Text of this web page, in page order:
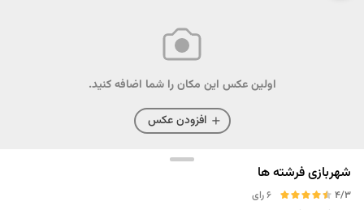
اولین عکس این مکان را شما اضافه کنید.
افزودن عکس
شهربازی فرشته ها
4/3
6 رای